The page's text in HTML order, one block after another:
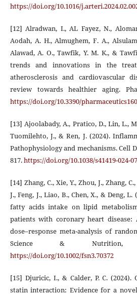
https://doi.org/10.1016/
[12] Alradwan, I., AL Fayez, N.,
Aodah, A. H., Almughem, F. A.,
Alawad, A. O., Tawfik, Y. M. K., &
trends and innovations in the
atherosclerosis and cardiovascular
review towards healthier aging.
https://doi.org/10.3390/
[13] Ajoolabady, A., Pratico, D., Lin, L.,
Tuomilehto, J., & Ren, J. (2024).
Pathophysiology and mechanisms. Cell
817.https://doi.org/10.1038/s41419-024-
[14] Zhang, C., Xie, Y., Zhou, J., Zhang,
J., Feng, J., Liao, B., Chen, X., & Deng,
fatty acids intake on lipid
patients with coronary heart disease:
dose–response meta‐analysis of
Science & Nutrition,
https://doi.org/10.1002/fsn3.70372
[15] Djuricic, I., & Calder, P. C. (2024).
statin interaction: Evidence for a